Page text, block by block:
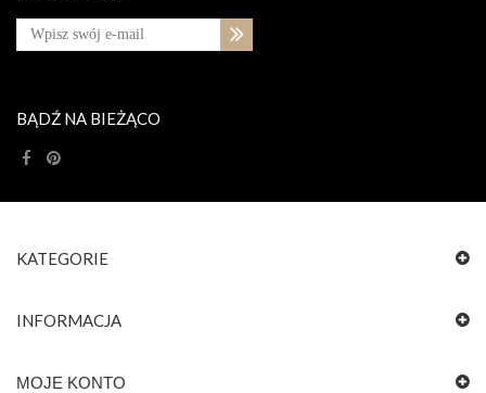
BĄDŹ NA BIEŻĄCO
KATEGORIE
INFORMACJA
MOJE KONTO